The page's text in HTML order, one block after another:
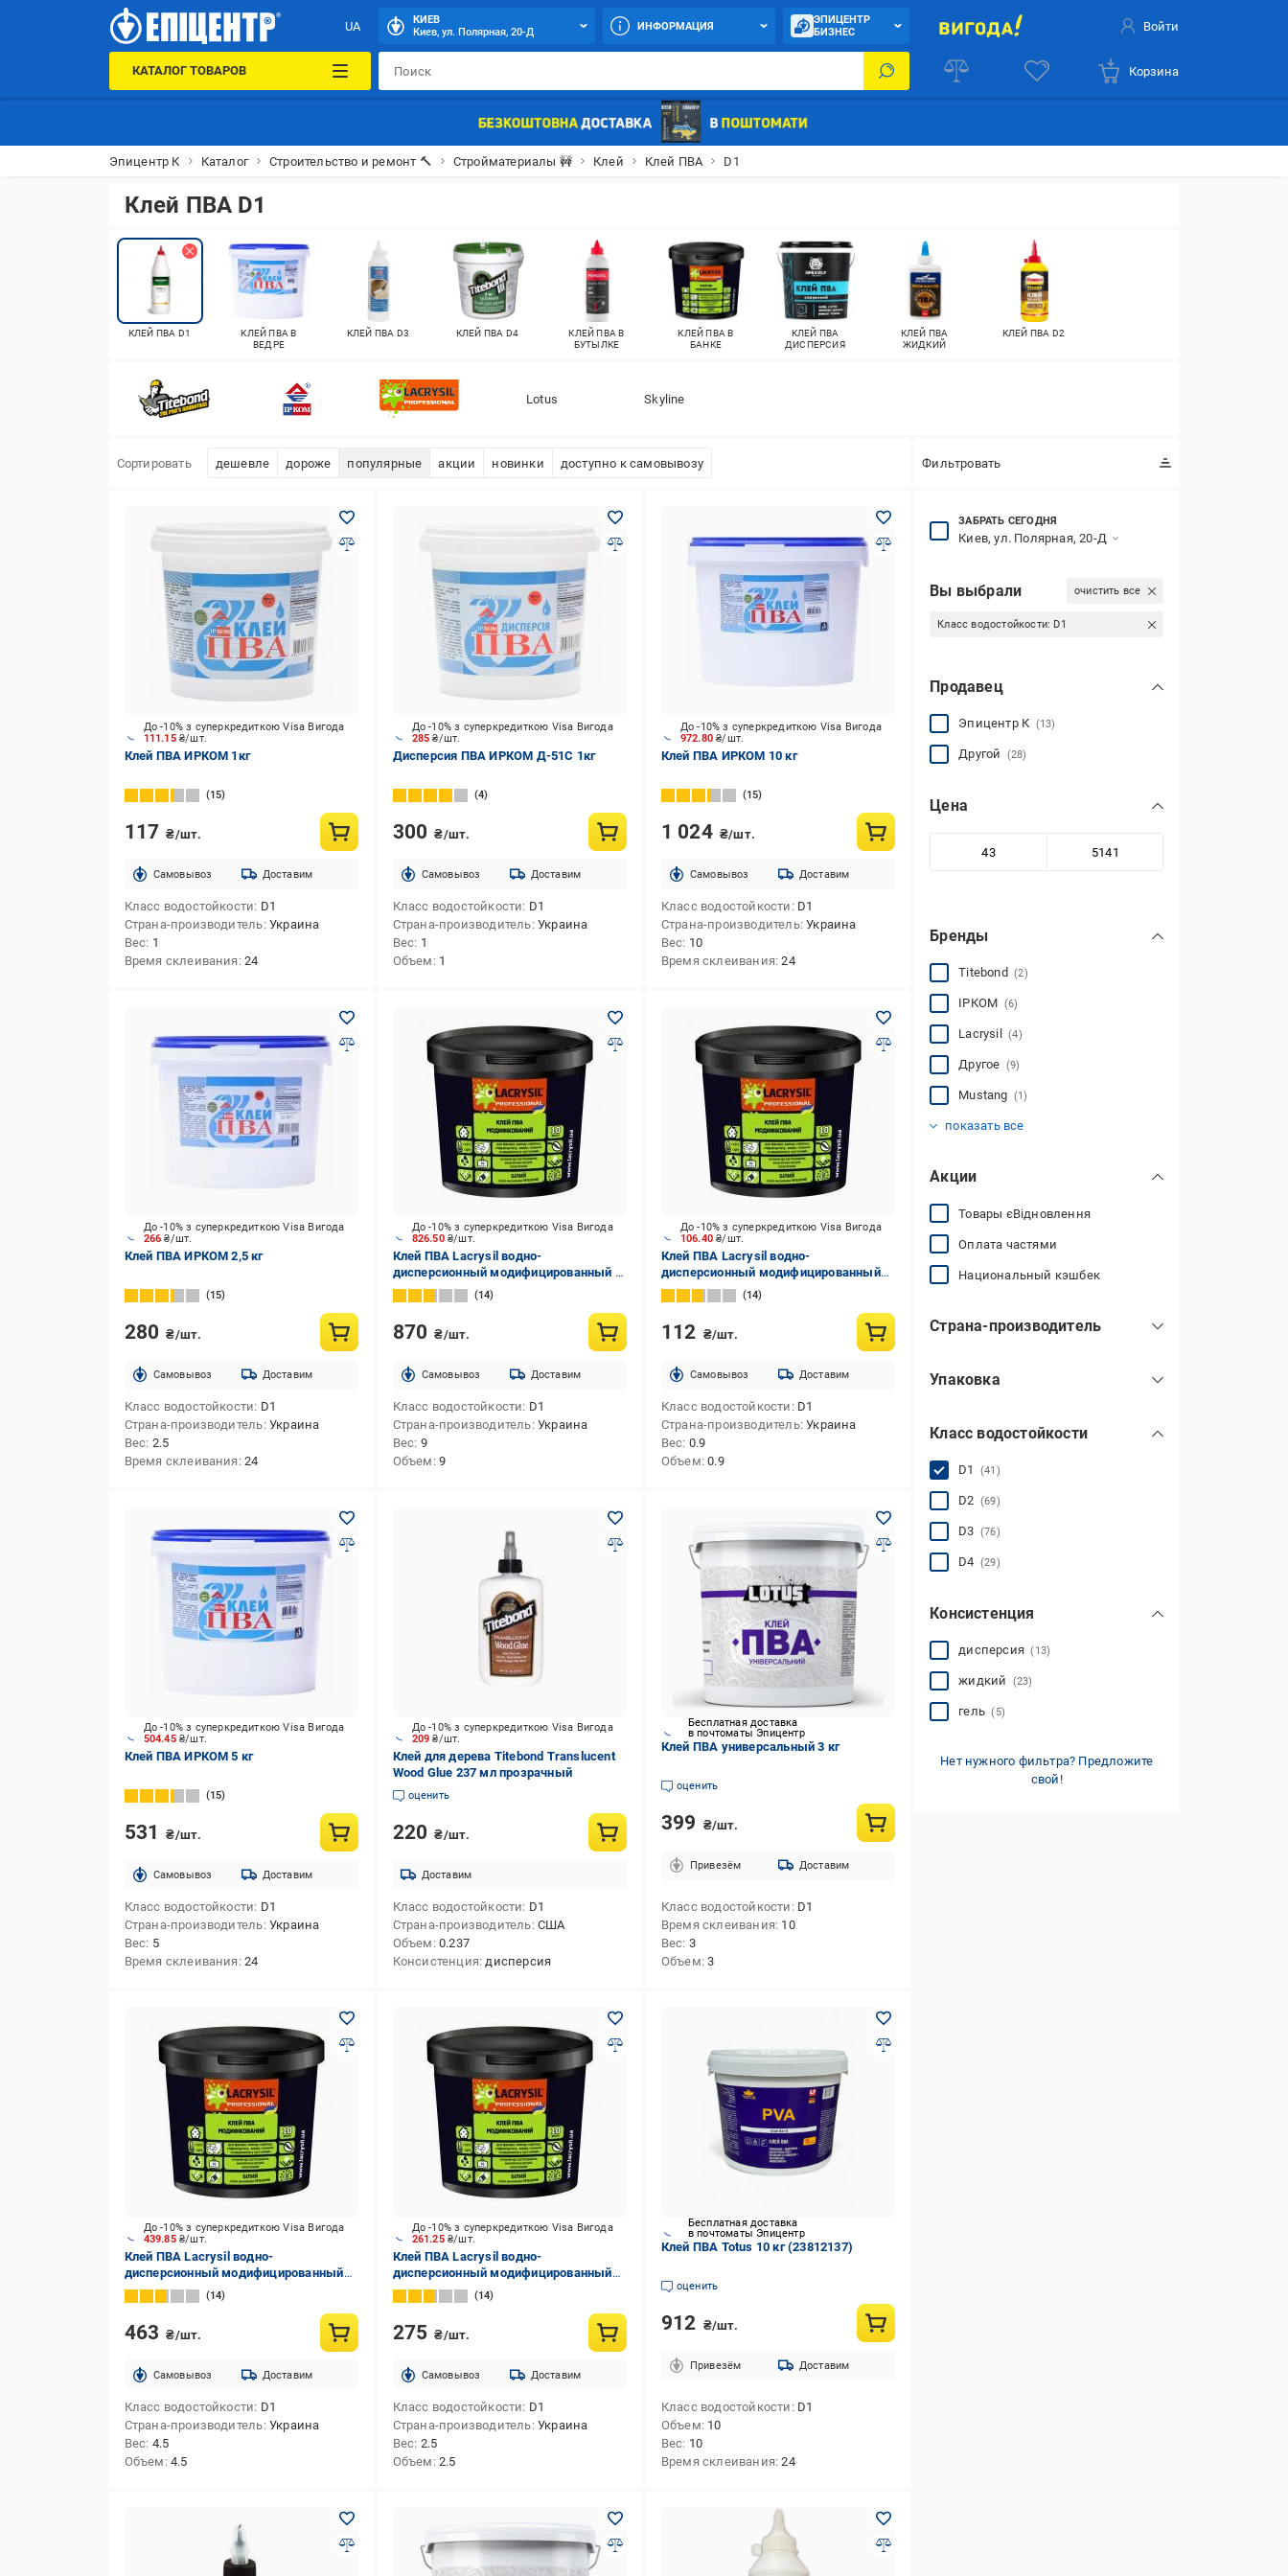
UA
КИЕВ
Киев, ул. Полярная, 20-Д
ИНФОРМАЦИЯ
ЭПИЦЕНТР
БИЗНЕС
Войти
КАТАЛОГ ТОВАРОВ Корзина
Эпицентр К Каталог Строительство и ремонт 🔨 Стройматериалы 🚧 Клей Клей ПВА D1
Клей ПВА D1
КЛЕЙ ПВА D1
КЛЕЙ ПВА В
ВЕДРЕ
КЛЕЙ ПВА D3 КЛЕЙ ПВА D4
КЛЕЙ ПВА В
БУТЫЛКЕ
КЛЕЙ ПВА В
БАНКЕ
КЛЕЙ ПВА
ДИСПЕРСИЯ
КЛЕЙ ПВА
ЖИДКИЙ
КЛЕЙ ПВА D2
Lotus Skyline
Сортировать дешевле дороже популярные акции новинки доступно к самовывозу Фильтровать
111.15 ₴/шт.
До -10% з суперкредиткою Visa Вигода
Клей ПВА ИРКОМ 1кг
15
117 ₴/шт.
Cамовывоз Доставим
Класс водостойкости D1
Страна-производитель Украина
Вес 1
Время склеивания 24
285₴/шт.
До -10% з суперкредиткою Visa Вигода
Дисперсия ПВА ИРКОМ Д-51С 1кг
4
300 ₴/шт.
Cамовывоз Доставим
Класс водостойкости D1
Страна-производитель Украина
Вес 1
Объем 1
972.80₴/шт.
До -10% з суперкредиткою Visa Вигода
Клей ПВА ИРКОМ 10 кг
15
1 024 ₴/шт.
Cамовывоз Доставим
Класс водостойкости D1
Страна-производитель Украина
Вес 10
Время склеивания 24
266₴/шт.
До -10% з суперкредиткою Visa Вигода
Клей ПВА ИРКОМ 2,5 кг
15
280 ₴/шт.
Cамовывоз Доставим
Класс водостойкости D1
Страна-производитель Украина
Вес 2.5
Время склеивания 24
826.50₴/шт.
До -10% з суперкредиткою Visa Вигода
Клей ПВА Lacrysil водно-
дисперсионный модифицированный 9
л
14
870 ₴/шт.
Cамовывоз Доставим
Класс водостойкости D1
Страна-производитель Украина
Вес 9
Объем 9
106.40₴/шт.
До -10% з суперкредиткою Visa Вигода
Клей ПВА Lacrysil водно-
дисперсионный модифицированный
0,9 л
14
112 ₴/шт.
Cамовывоз Доставим
Класс водостойкости D1
Страна-производитель Украина
Вес 0.9
Объем 0.9
504.45 ₴/шт.
До -10% з суперкредиткою Visa Вигода
Клей ПВА ИРКОМ 5 кг
15
531 ₴/шт.
Cамовывоз Доставим
Класс водостойкости D1
Страна-производитель Украина
Вес 5
Время склеивания 24
209₴/шт.
До -10% з суперкредиткою Visa Вигода
Клей для дерева Titebond Translucent
Wood Glue 237 мл прозрачный
оценить
220 ₴/шт.
Доставим
Класс водостойкости D1
Страна-производитель США
Объем 0.237
Консистенция дисперсия
Бесплатная доставка
в почтоматы Эпицентр
Клей ПВА универсальный 3 кг
оценить
399 ₴/шт.
Привезём Доставим
Класс водостойкости D1
Время склеивания 10
Вес 3
Объем 3
439.85 ₴/шт.
До -10% з суперкредиткою Visa Вигода
Клей ПВА Lacrysil водно-
дисперсионный модифицированный
4,5 л
14
463 ₴/шт.
Cамовывоз Доставим
Класс водостойкости D1
Страна-производитель Украина
Вес 4.5
Объем 4.5
261.25₴/шт.
До -10% з суперкредиткою Visa Вигода
Клей ПВА Lacrysil водно-
дисперсионный модифицированный
2,5 л
14
275 ₴/шт.
Cамовывоз Доставим
Класс водостойкости D1
Страна-производитель Украина
Вес 2.5
Объем 2.5
Бесплатная доставка
в почтоматы Эпицентр
Клей ПВА Totus 10 кг (23812137)
оценить
912 ₴/шт.
Привезём Доставим
Класс водостойкости D1
Объем 10
Вес 10
Время склеивания 24
ЗАБРАТЬ СЕГОДНЯ
Киев, ул. Полярная, 20-Д
Вы выбрали очистить все
Класс водостойкости: D1
Продавец
Эпицентр К (13)
Другой (28)
Цена
Бренды
Titebond(2)
ІРКОМ (6)
Lacrysil(4)
Другое (9)
Mustang (1)
показать все
Акции
Товары єВідновлення
Оплата частями
Национальный кэшбек
Страна-производитель
США(2)
Упаковка
ведро(26)
блистер
бутылка
Класс водостойкости
D1 (41)
D2 (69)
D3 (76)
D4 (29)
Консистенция
дисперсия(13)
жидкий (23)
гель(5)
Нет нужного фильтра? Предложите
свой!